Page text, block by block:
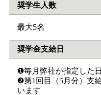
奨学生人数
最大5名
奨学金支給日
❶毎月弊社が指定した
❷第1回目（5月分）支
います